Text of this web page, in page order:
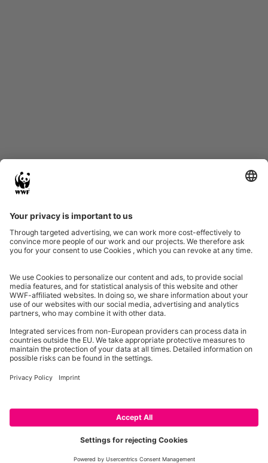
Eine Initiative von
Partner & Auszeichnungen
Ein Projekt der Aktionsplattform von Unternehmen Biologische Vielfalt 2020
2013 - 2026 WWF Deutschland